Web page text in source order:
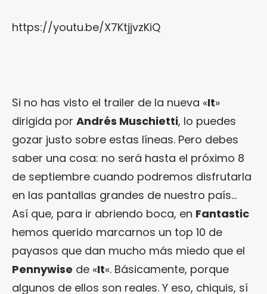
https://youtu.be/X7KtjjvzKiQ
Si no has visto el trailer de la nueva «It»
dirigida por Andrés Muschietti, lo puedes
gozar justo sobre estas líneas. Pero debes
saber una cosa: no será hasta el próximo 8
de septiembre cuando podremos disfrutarla
en las pantallas grandes de nuestro país…
Así que, para ir abriendo boca, en Fantastic
hemos querido marcarnos un top 10 de
payasos que dan mucho más miedo que el
Pennywise de «It«. Básicamente, porque
algunos de ellos son reales. Y eso, chiquis, sí